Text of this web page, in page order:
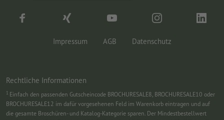
Tutorials
Impressum AGB Datenschutz
Rechtliche Informationen
1 Einfach den passenden Gutscheincode BROCHURESALE8, BROCHURESALE10 oder
BROCHURESALE12 im dafür vorgesehenen Feld im Warenkorb eintragen und auf
die gesamte Broschüren- und Katalog-Kategorie sparen. Der Mindestbestellwert